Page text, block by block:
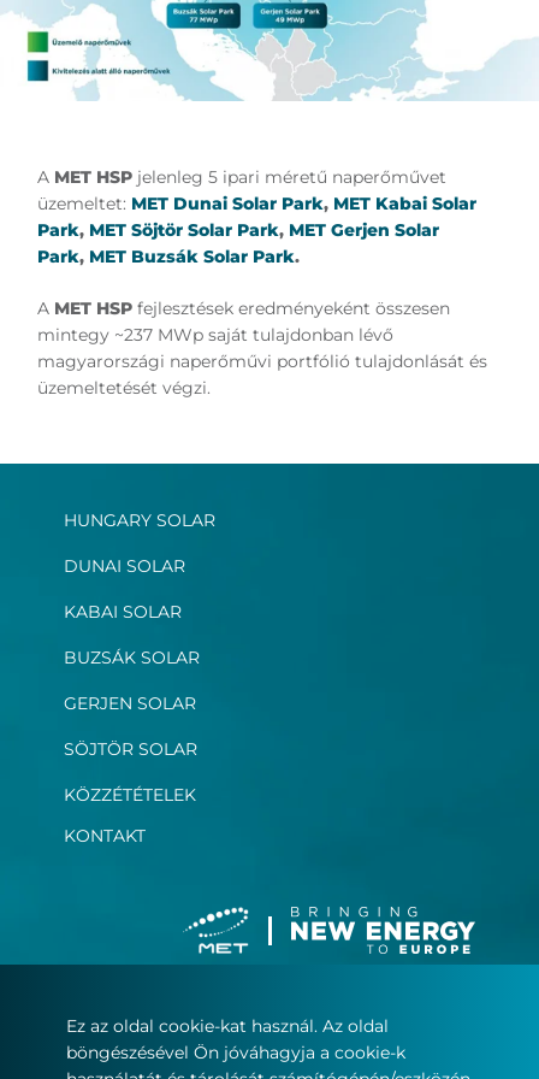
A MET HSP jelenleg 5 ipari méretű naperőművet
üzemeltet: MET Dunai Solar Park, MET Kabai Solar
Park, MET Söjtör Solar Park, MET Gerjen Solar
Park, MET Buzsák Solar Park.
A MET HSP fejlesztések eredményeként összesen
mintegy ~237 MWp saját tulajdonban lévő
magyarországi naperőművi portfólió tulajdonlását és
üzemeltetését végzi.
HUNGARY SOLAR
DUNAI SOLAR
KABAI SOLAR
BUZSÁK SOLAR
GERJEN SOLAR
SÖJTÖR SOLAR
KÖZZÉTÉTELEK
KONTAKT
Felhasználási feltételek
Adatvédelmi nyilatkozat
Ez az oldal cookie-kat használ. Az oldal
böngészésével Ön jóváhagyja a cookie-k